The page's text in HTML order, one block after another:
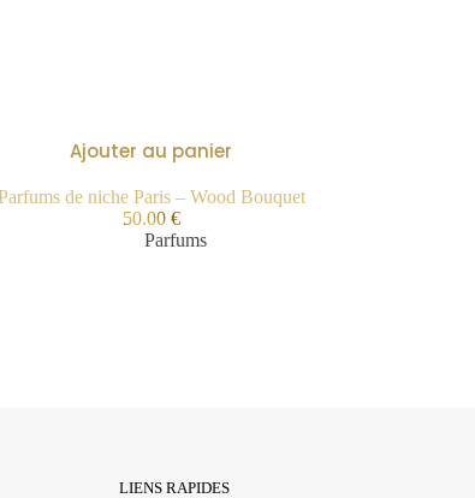
Ajouter au panier
de niche Paris – Wood Bouquet
50.00 €
Parfums
LIENS RAPIDES